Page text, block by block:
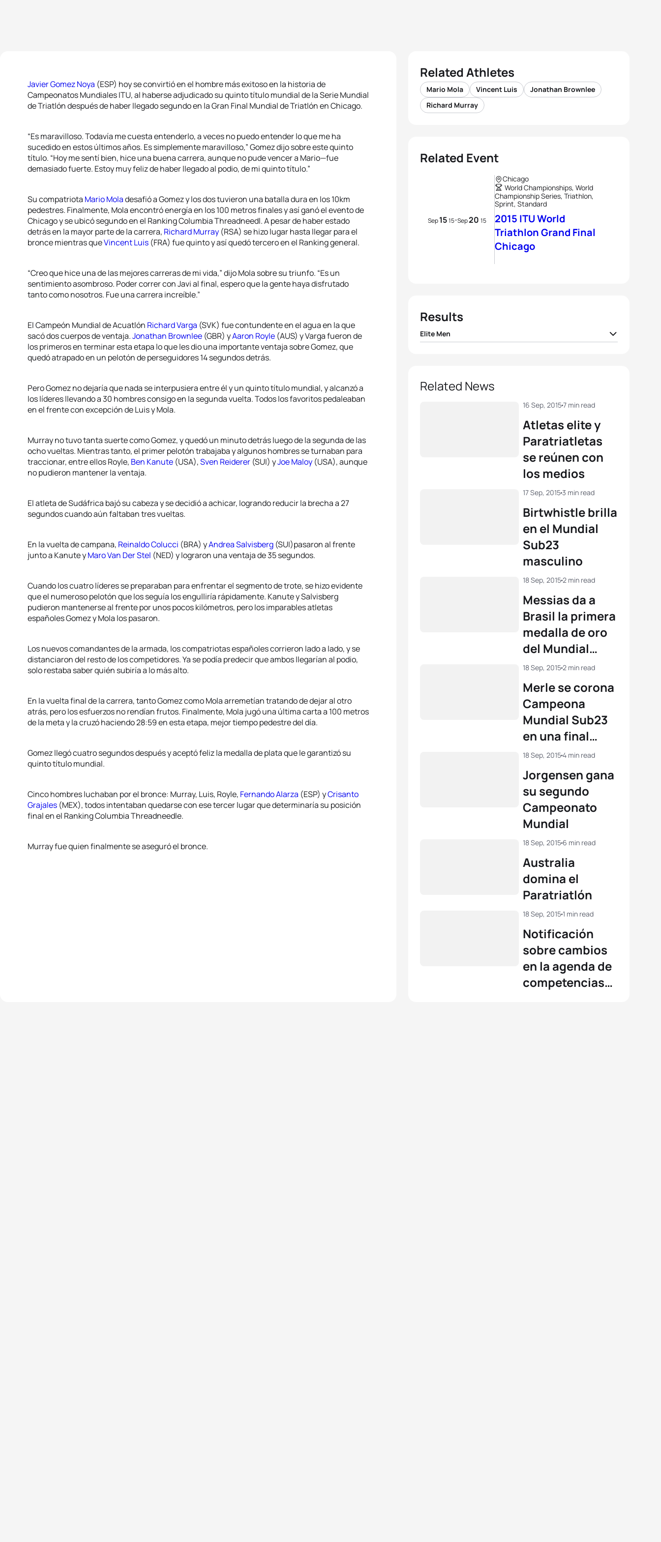
Javier Gomez Noya (ESP) hoy se convirtió en el hombre más exitoso en la historia de
Campeonatos Mundiales ITU, al haberse adjudicado su quinto título mundial de la Serie Mundial
de Triatlón después de haber llegado segundo en la Gran Final Mundial de Triatlón en Chicago.
“Es maravilloso. Todavía me cuesta entenderlo, a veces no puedo entender lo que me ha
sucedido en estos últimos años. Es simplemente maravilloso,” Gomez dijo sobre este quinto
título. “Hoy me sentí bien, hice una buena carrera, aunque no pude vencer a Mario—fue
demasiado fuerte. Estoy muy feliz de haber llegado al podio, de mi quinto título.”
Su compatriota Mario Moladesafió a Gomez y los dos tuvieron una batalla dura en los 10km
pedestres. Finalmente, Mola encontró energía en los 100 metros finales y así ganó el evento de
Chicago y se ubicó segundo en el Ranking Columbia Threadneedl. A pesar de haber estado
detrás en la mayor parte de la carrera, Richard Murray (RSA) se hizo lugar hasta llegar para el
bronce mientras queVincent Luis (FRA) fue quinto y así quedó tercero en el Ranking general.
“Creo que hice una de las mejores carreras de mi vida,” dijo Mola sobre su triunfo. “Es un
sentimiento asombroso. Poder correr con Javi al final, espero que la gente haya disfrutado
tanto como nosotros. Fue una carrera increíble.”
El Campeón Mundial de Acuatlón Richard Varga (SVK) fue contundente en el agua en la que
sacó dos cuerpos de ventaja.Jonathan Brownlee (GBR) yAaron Royle (AUS) y Varga fueron de
los primeros en terminar esta etapa lo que les dio una importante ventaja sobre Gomez, que
quedó atrapado en un pelotón de perseguidores 14 segundos detrás.
Pero Gomez no dejaría que nada se interpusiera entre él y un quinto título mundial, y alcanzó a
los líderes llevando a 30 hombres consigo en la segunda vuelta. Todos los favoritos pedaleaban
en el frente con excepción de Luis y Mola.
Murray no tuvo tanta suerte como Gomez, y quedó un minuto detrás luego de la segunda de las
ocho vueltas. Mientras tanto, el primer pelotón trabajaba y algunos hombres se turnaban para
traccionar, entre ellos Royle, Ben Kanute (USA),Sven Reiderer (SUI) yJoe Maloy (USA), aunque
no pudieron mantener la ventaja.
El atleta de Sudáfrica bajó su cabeza y se decidió a achicar, logrando reducir la brecha a 27
segundos cuando aún faltaban tres vueltas.
En la vuelta de campana, Reinaldo Colucci (BRA) yAndrea Salvisberg (SUI)pasaron al frente
junto a Kanute yMaro Van Der Stel (NED) y lograron una ventaja de 35 segundos.
Cuando los cuatro líderes se preparaban para enfrentar el segmento de trote, se hizo evidente
que el numeroso pelotón que los seguía los engulliría rápidamente. Kanute y Salvisberg
pudieron mantenerse al frente por unos pocos kilómetros, pero los imparables atletas
españoles Gomez y Mola los pasaron.
Los nuevos comandantes de la armada, los compatriotas españoles corrieron lado a lado, y se
distanciaron del resto de los competidores. Ya se podía predecir que ambos llegarían al podio,
solo restaba saber quién subiría a lo más alto.
En la vuelta final de la carrera, tanto Gomez como Mola arremetían tratando de dejar al otro
atrás, pero los esfuerzos no rendían frutos. Finalmente, Mola jugó una última carta a 100 metros
de la meta y la cruzó haciendo 28:59 en esta etapa, mejor tiempo pedestre del día.
Gomez llegó cuatro segundos después y aceptó feliz la medalla de plata que le garantizó su
quinto título mundial.
Cinco hombres luchaban por el bronce: Murray, Luis, Royle, Fernando Alarza (ESP) yCrisanto
Grajales (MEX), todos intentaban quedarse con ese tercer lugar que determinaría su posición
final en el Ranking Columbia Threadneedle.
Murray fue quien finalmente se aseguró el bronce.
Related Athletes
Mario Mola Vincent Luis
Jonathan Brownlee
Richard Murray
Related Event
Sep1515-Sep20 15
Chicago
World Championships, World
Championship Series, Triathlon,
Sprint, Standard
2015 ITU World
Triathlon Grand Final
Chicago
Results
Elite Men
2Javier Gomez Noya
RSA 01:45:35
MEX 01:45:40
FRA 01:45:44
Related News
Atletas elite y
Paratriatletas
se reúnen con
los medios
16 Sep, 20157 min read
Birtwhistle brilla
en el Mundial
Sub23
masculino
17 Sep, 20153 min read
Messias da a
Brasil la primera
medalla de oro
del Mundial
Juvenil
18 Sep, 20152 min read
Merle se corona
Campeona
Mundial Sub23
en una final
electrizante
18 Sep, 20152 min read
Jorgensen gana
su segundo
Campeonato
Mundial
18 Sep, 20154 min read
Australia
domina el
Paratriatlón
18 Sep, 2015 6 min read
Notificación
sobre cambios
en la agenda de
competencias
18 Sep, 20151 min read